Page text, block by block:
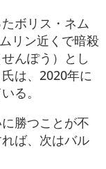
ボリス・ネム
リン近くで暗殺
んぽう）とし
は、2020年に
る。
勝つことが不
ば、次はバル